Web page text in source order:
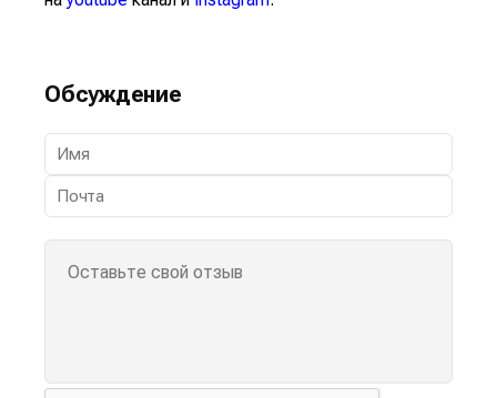
Обсуждение